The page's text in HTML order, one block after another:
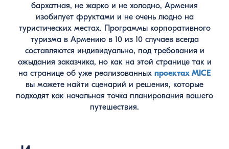
бархатная, не жарко и не холодно, Армения
изобилует фруктами и не очень людно на
туристических местах. Программы корпоративного
туризма в Армению в 10 из 10 случаев всегда
составляются индивидуально, под требования и
ожыдания заказчика, но как на этой странице так и
на странице об уже реализованных проектах MICE
вы можете найти сценарий и решения, которые
подходят как начальная точка планирования вашего
путешествия.